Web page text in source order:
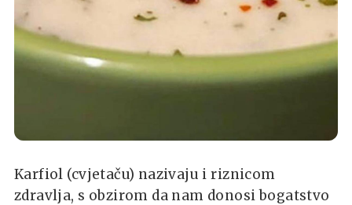
Karfiol (cvjetaču) nazivaju i riznicom
zdravlja, s obzirom da nam donosi bogatstvo